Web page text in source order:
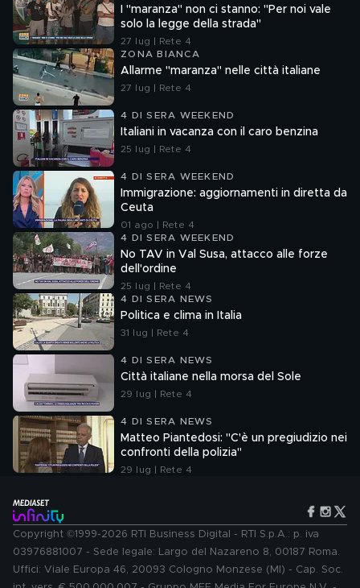
I "maranza" non ci stanno: "Per noi vale
solo la legge della strada"
27 lug | Rete 4
ZONA BIANCA
Allarme "maranza" nelle città italiane
27 lug | Rete 4
4 DI SERA WEEKEND
Italiani in vacanza con il caro benzina
25 lug | Rete 4
4 DI SERA WEEKEND
Immigrazione: aggiornamenti in diretta da
Ceuta
01 ago | Rete 4
4 DI SERA WEEKEND
No TAV in Val Susa, attacco alle forze
dell'ordine
25 lug | Rete 4
4 DI SERA NEWS
Politica e clima in Italia
31 lug | Rete 4
4 DI SERA NEWS
Città italiane nella morsa del Sole
29 lug | Rete 4
4 DI SERA NEWS
Matteo Piantedosi: "C'è un pregiudizio nei
confronti della polizia"
29 lug | Rete 4
Copyright ©1999-2026 RTI Business Digital - RTI S.p.A.: p. iva
03976881007 - Sede legale: Largo del Nazareno 8, 00187 Roma.
Uffici: Viale Europa 46, 20093 Cologno Monzese (MI) - Cap. Soc.